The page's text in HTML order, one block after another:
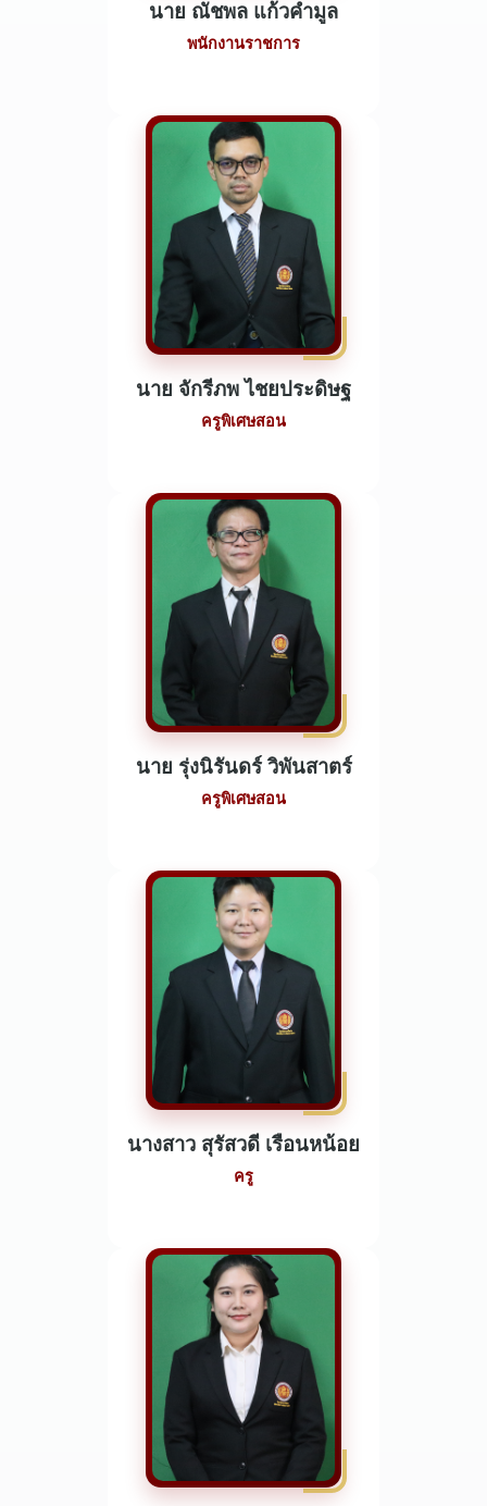
นาย ณัชพล แก้วคำมูล
พนักงานราชการ
นาย จักรีภพ ไชยประดิษฐ
ครูพิเศษสอน
นาย รุ่งนิรันดร์ วิพันสาตร์
ครูพิเศษสอน
นางสาว สุรัสวดี เรือนหน้อย
ครู